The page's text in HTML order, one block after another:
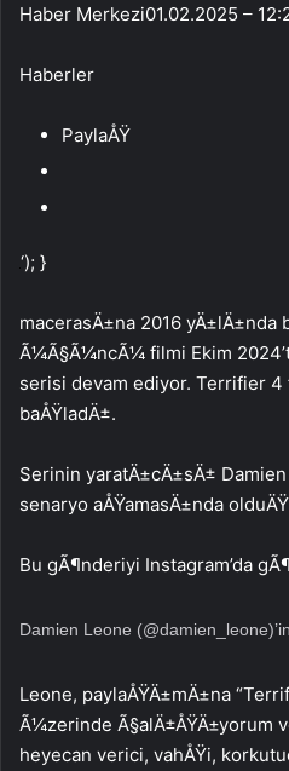
Haber Merkezi01.02.2025 –
Haberler
PaylaÅŸ
‘); }
macerasÄ±na 2016 yÄ±lÄ±nda
Ã¼Ã§Ã¼ncÃ¼ filmi Ekim
serisi devam ediyor. Terrifier 4
baÅŸladÄ±.
Serinin yaratÄ±cÄ±sÄ±
senaryo aÅŸamasÄ±nda
Bu gÃ¶nderiyi Instagram’da
Leone, paylaÅŸÄ±mÄ±na
Ã¼zerinde Ã§alÄ±ÅŸÄ±yorum
heyecan verici, vahÅŸi,